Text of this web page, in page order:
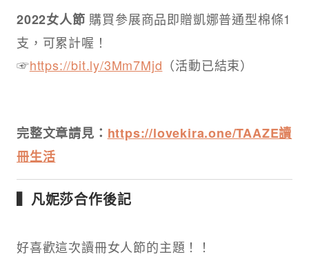
2022女人節 購買參展商品即贈凱娜普通型棉條1
支，可累計喔！
☞https://bit.ly/3Mm7Mjd （活動已結束）
完整文章請見： https://lovekira.one/TAAZE讀
冊生活
▍凡妮莎合作後記
好喜歡這次讀冊女人節的主題！！